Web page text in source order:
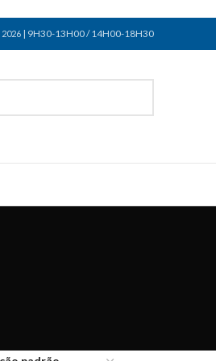
| 9H30-13H00 / 14H00-18H30